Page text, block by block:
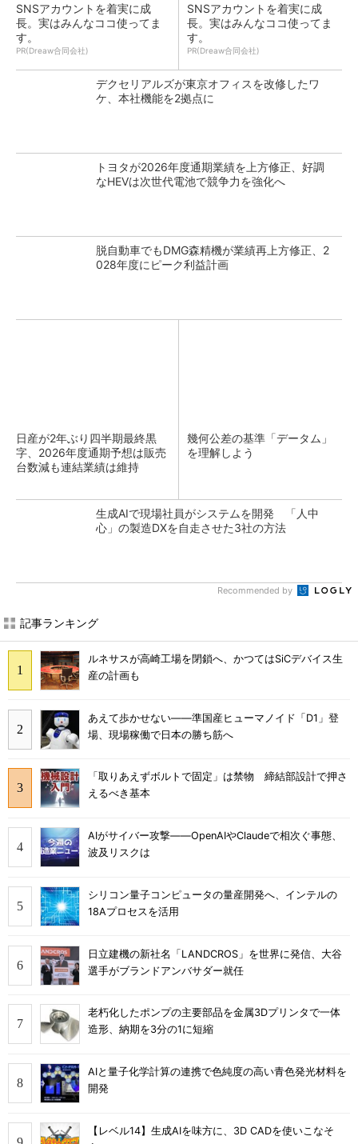
SNSアカウントを着実に成
長。実はみんなココ使ってま
す。
PR(Dreaw合同会社)
SNSアカウントを着実に成
長。実はみんなココ使ってま
す。
PR(Dreaw合同会社)
デクセリアルズが東京オフィスを改修したワ
ケ、本社機能を2拠点に
トヨタが2026年度通期業績を上方修正、好調
なHEVは次世代電池で競争力を強化へ
脱自動車でもDMG森精機が業績再上方修正、2
028年度にピーク利益計画
日産が2年ぶり四半期最終黒
字、2026年度通期予想は販売
台数減も連結業績は維持
幾何公差の基準「データム」
を理解しよう
生成AIで現場社員がシステムを開発 「人中
心」の製造DXを自走させた3社の方法
Recommended by
記事ランキング
ルネサスが高崎工場を閉鎖へ、かつてはSiCデバイス生
産の計画も
あえて歩かせない――準国産ヒューマノイド「D1」登
場、現場稼働で日本の勝ち筋へ
「取りあえずボルトで固定」は禁物 締結部設計で押さ
えるべき基本
AIがサイバー攻撃――OpenAIやClaudeで相次ぐ事態、
波及リスクは
シリコン量子コンピュータの量産開発へ、インテルの
18Aプロセスを活用
日立建機の新社名「LANDCROS」を世界に発信、大谷
選手がブランドアンバサダー就任
老朽化したポンプの主要部品を金属3Dプリンタで一体
造形、納期を3分の1に短縮
AIと量子化学計算の連携で色純度の高い青色発光材料を
開発
【レベル14】生成AIを味方に、3D CADを使いこなそ